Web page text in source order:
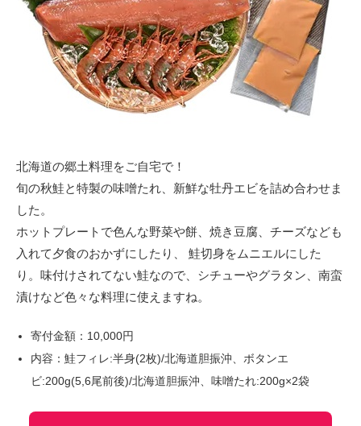
北海道の郷土料理をご自宅で！
旬の秋鮭と特製の味噌たれ、新鮮な牡丹エビを詰め合わせま
した。
ホットプレートで色んな野菜や餅、焼き豆腐、チーズなども
入れて夕食のおかずにしたり、 鮭切身をムニエルにした
り。味付けされてない鮭なので、シチューやグラタン、南蛮
漬けなど色々な料理に使えますね。
寄付金額：10,000円
内容：鮭フィレ:半身(2枚)/北海道胆振沖、ボタンエ
ビ:200g(5,6尾前後)/北海道胆振沖、味噌たれ:200g×2袋